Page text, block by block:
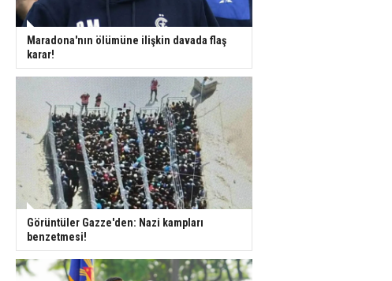
Maradona'nın ölümüne ilişkin davada flaş
karar!
Görüntüler Gazze'den: Nazi kampları
benzetmesi!